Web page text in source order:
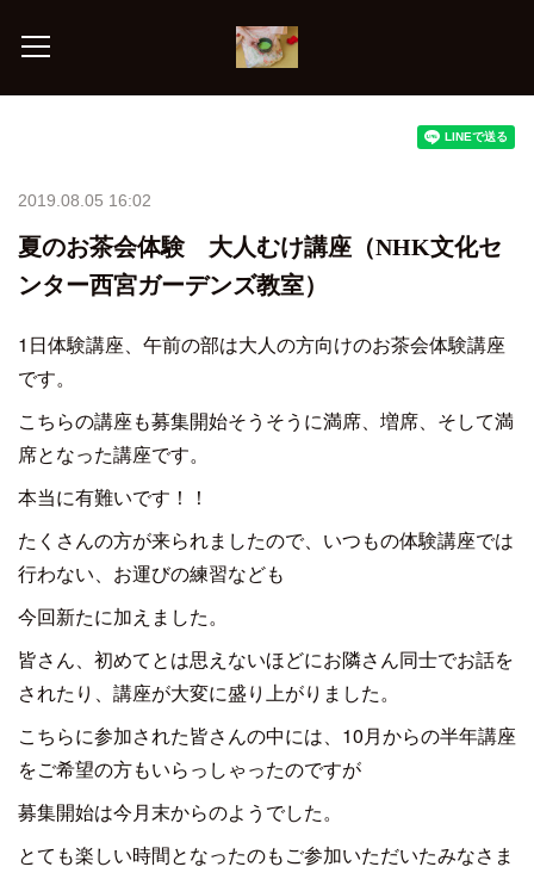
2019.08.05 16:02
夏のお茶会体験 大人むけ講座（NHK文化セ
ンター西宮ガーデンズ教室）
1日体験講座、午前の部は大人の方向けのお茶会体験講座
です。
こちらの講座も募集開始そうそうに満席、増席、そして満
席となった講座です。
本当に有難いです！！
たくさんの方が来られましたので、いつもの体験講座では
行わない、お運びの練習なども
今回新たに加えました。
皆さん、初めてとは思えないほどにお隣さん同士でお話を
されたり、講座が大変に盛り上がりました。
こちらに参加された皆さんの中には、10月からの半年講座
をご希望の方もいらっしゃったのですが
募集開始は今月末からのようでした。
とても楽しい時間となったのもご参加いただいたみなさま